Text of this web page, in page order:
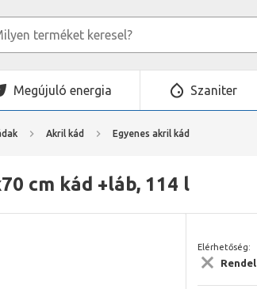
Megújuló energia Szaniter
Akril kád Egyenes akril kád
cm kád +láb, 114 l
Elérhetőség: